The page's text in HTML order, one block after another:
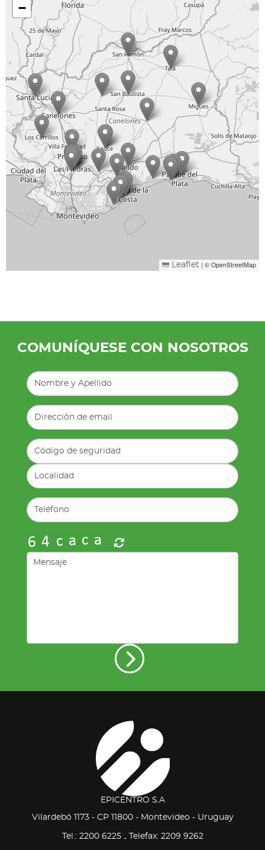
−
Leaflet | © OpenStreetMap
COMUNÍQUESE CON NOSOTROS
EPICENTRO S.A
Vilardebó 1173 - CP 11800 - Montevideo - Uruguay
Tel.: 2200 6225- Telefax: 2209 9262